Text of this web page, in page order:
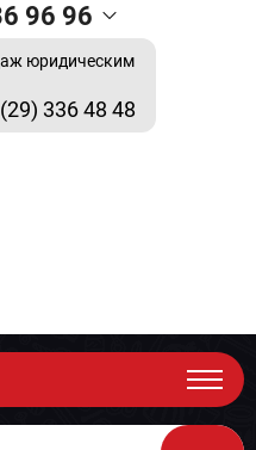
96 96
юридическим
336 48 48